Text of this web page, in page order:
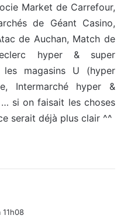
Market de Carrefour,
de Géant Casino,
de Auchan, Match de
hyper & super
les magasins U (hyper
Intermarché hyper &
si on faisait les choses
serait déjà plus clair ^^
11h08